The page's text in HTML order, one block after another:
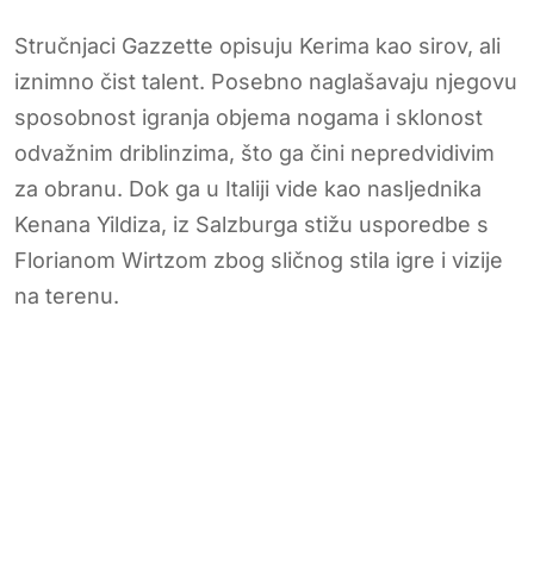
Stručnjaci Gazzette opisuju Kerima kao sirov, ali
iznimno čist talent. Posebno naglašavaju njegovu
sposobnost igranja objema nogama i sklonost
odvažnim driblinzima, što ga čini nepredvidivim
za obranu. Dok ga u Italiji vide kao nasljednika
Kenana Yildiza, iz Salzburga stižu usporedbe s
Florianom Wirtzom zbog sličnog stila igre i vizije
na terenu.